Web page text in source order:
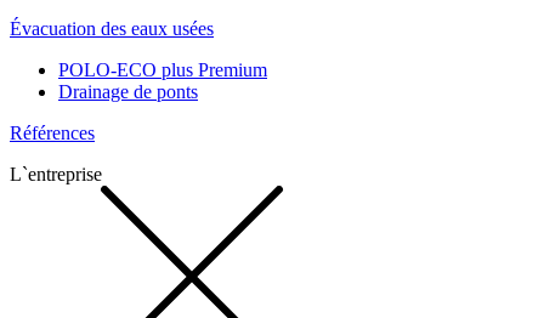
Évacuation des eaux usées
POLO-ECO plus Premium
Drainage de ponts
Références
L`entreprise